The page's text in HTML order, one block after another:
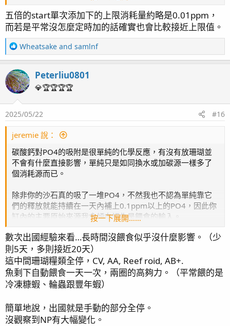
用量到兩倍用量, 看心情.
不添加碳源的話PO4也會降回來, 但時間從1-2天變成大概一
個禮拜吧. 餵食後的前幾天幾乎都會維持在比平常高0.01-
0.03之類的數值.
五倍的start單次添加下的上限消耗量約略是0.01ppm，
而若是平常沒怎麼定時加的話確實也會比較接近上限值。
R
e
c
t
i
o
n
：
Wheatsake and samlnf
Peterliu0801
💎🏆🏆🏆🏆
2025/05/22 #16
jeremie 說：
碳酸鈣對PO4的吸附是很單純的化學反應，有沒有放珊瑚並
不會有什麼直接影響，單純只是如同換水或加碳源一樣多了
個消耗源而已。
除非你的沙石真的吸了一堆PO4，不然我也不認為單純靠它
們的釋放就能持續在一天內補上0.1ppm以上的PO4，因此你
缸內的主要原始來源我會傾向認為是餵食的輸入。
的持續貢獻，或是有別的因素導致你的生物消耗量變得比較
低。
也許你可以試試把不餵食的時間拉長到一兩天來看看反應如
何，或是刻意再拉低一點看會不會又自己升回來。
按一下展開……
數次出國經驗來看…長時間沒餵食似乎沒什麼影響。（少
則5天，多則接近20天）
這中間珊瑚糧類全停，CV, AA, Reef roid, AB+.
魚剩下自動餵食一天一次，兩圈的高夠力。（平常餵的是
冷凍糠蝦、輪蟲跟豐年蝦）
簡單地說，出國就是手動的部分全停。
沒觀察到NP有大幅變化。